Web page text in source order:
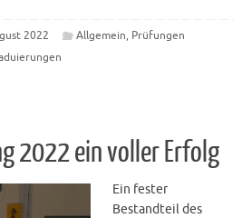
2022 Allgemein, Prüfungen
2022 ein voller Erfolg
Ein fester
Bestandteil des